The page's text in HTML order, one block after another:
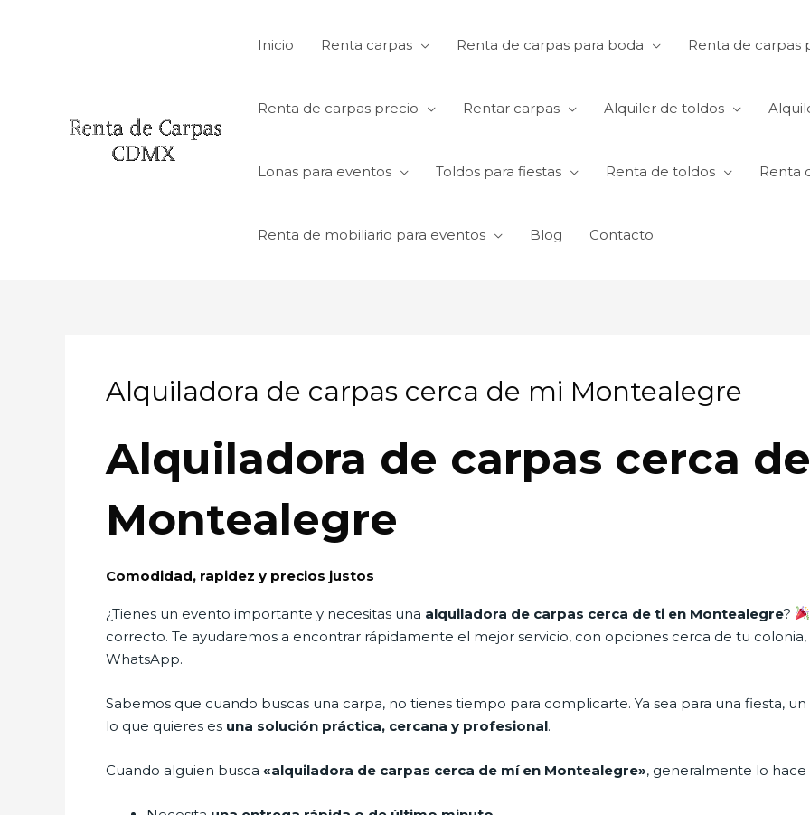
Inicio Renta carpas Renta de carpas para boda Renta de carpas
Renta de carpas precio Rentar carpas Alquiler de toldos
Lonas para eventos Toldos para fiestas Renta de toldos Renta
Renta de mobiliario para eventos Blog Contacto
Alquiladora de carpas cerca de mi Montealegre
Alquiladora de carpas cerca
Montealegre
Comodidad, rapidez y precios justos
¿Tienes un evento importante y necesitas una alquiladora de carpas cerca de ti en Montealegre?
correcto. Te ayudaremos a encontrar rápidamente el mejor servicio, con opciones cerca de tu
WhatsApp.
Sabemos que cuando buscas una carpa, no tienes tiempo para complicarte. Ya sea para una fiesta,
lo que quieres es una solución práctica, cercana y profesional.
Cuando alguien busca «alquiladora de carpas cerca de mí en Montealegre», generalmente lo hace